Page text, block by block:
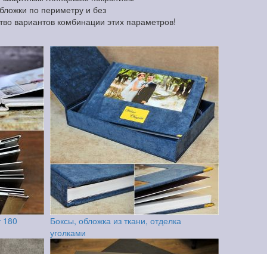
по периметру и без
вариантов комбинации этих параметров!
180
Боксы, обложка из ткани, отделка
уголками